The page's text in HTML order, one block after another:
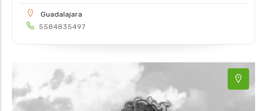
Guadalajara
5584835497